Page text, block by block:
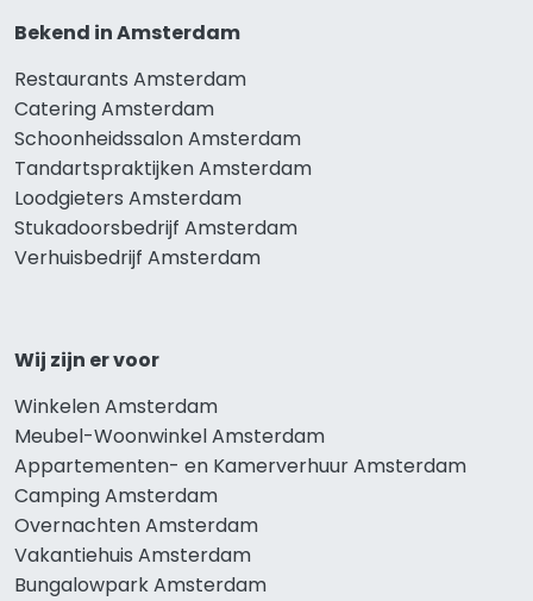
Bekend in Amsterdam
Restaurants Amsterdam
Catering Amsterdam
Schoonheidssalon Amsterdam
Tandartspraktijken Amsterdam
Loodgieters Amsterdam
Stukadoorsbedrijf Amsterdam
Verhuisbedrijf Amsterdam
Wij zijn er voor
Winkelen Amsterdam
Meubel-Woonwinkel Amsterdam
Appartementen- en Kamerverhuur Amsterdam
Camping Amsterdam
Overnachten Amsterdam
Vakantiehuis Amsterdam
Bungalowpark Amsterdam